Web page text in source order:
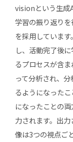
visionという生成
学習の振り返り
を採用していま
し、活動完了後
るプロセスが含
って分析され、
るようになった
になったことの
力されます。出
像は3つの視点ご